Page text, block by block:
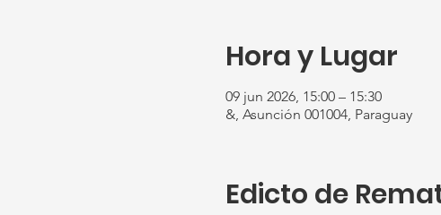
Hora y Lugar
09 jun 2026, 15:00 – 15:30
&, Asunción 001004, Paraguay
Edicto de